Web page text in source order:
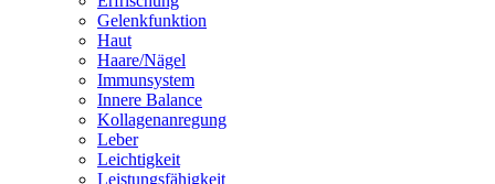
Gelenkfunktion
Haut
Haare/Nägel
Immunsystem
Innere Balance
Kollagenanregung
Leber
Leichtigkeit
Leistungsfähigkeit